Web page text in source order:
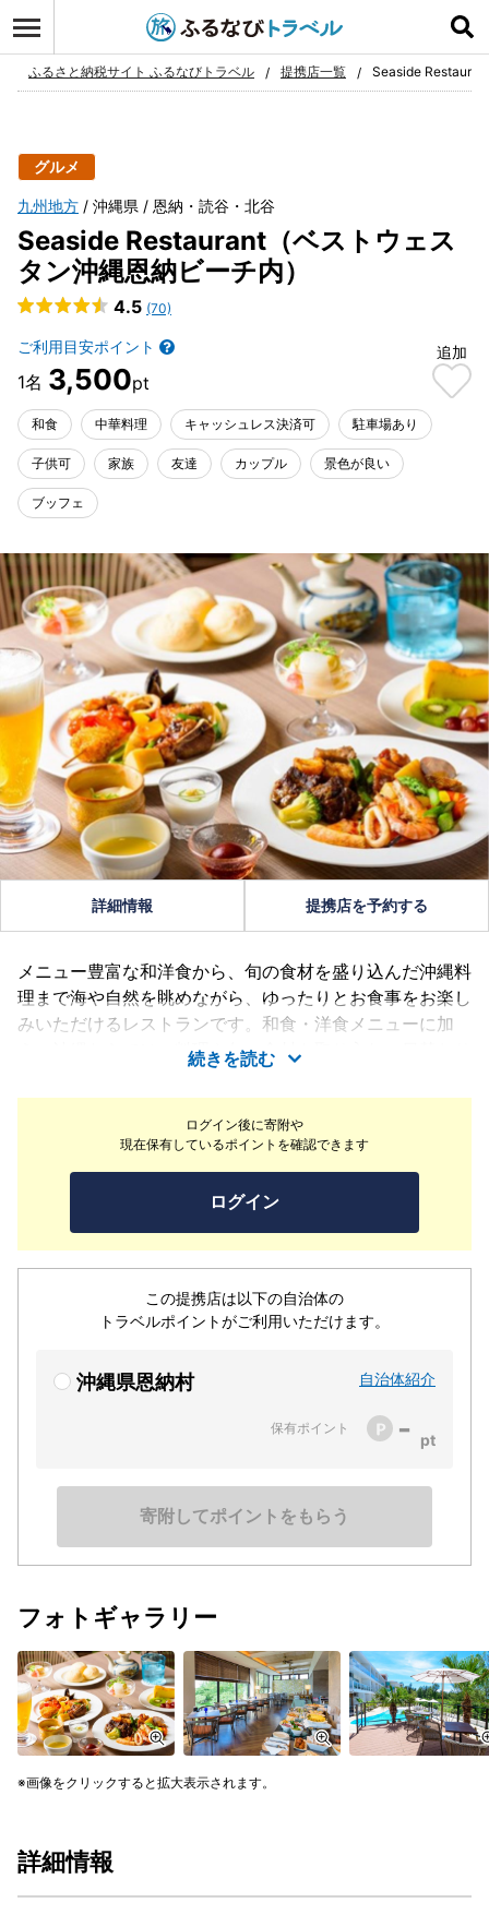
お気に入り
ふるさと納税サイト ふるなびトラベル 提携店一覧 Seaside
グルメ
九州地方 沖縄県 恩納・読谷・北谷
Seaside Restaurant（ベストウェス
タン沖縄恩納ビーチ内）
4.5 (70)
ご利用目安ポイント
3,500
追加
和食 中華料理 キャッシュレス決済可 駐車場あり
子供可 家族 友達 カップル 景色が良い
ブッフェ
ログイン後に寄附や
現在保有しているポイントを確認できます
ログイン
この提携店は以下の自治体の
トラベルポイントがご利用いただけます。
沖縄県恩納村 自治体紹介
保有ポイント -
寄附してポイントをもらう
詳細情報 提携店を予約する
メニュー豊富な和洋食から、旬の食材を盛り込んだ沖縄料
理まで海や自然を眺めながら、ゆったりとお食事をお楽し
みいただけるレストランです。和食・洋食メニューに加
え、沖縄ならではの料理や旬の食材を取り入れ、日替わり
で飽きのこないバリエーション豊富なメニューをご用意し
ております。やんばる地鶏のロースト、きびまる豚ステー
キ、県産和牛のステーキ・県産魚のムニエルからメインデ
ィッシュをお選びできます。
続きを読む
フォトギャラリー
画像をクリックすると拡大表示されます。
詳細情報